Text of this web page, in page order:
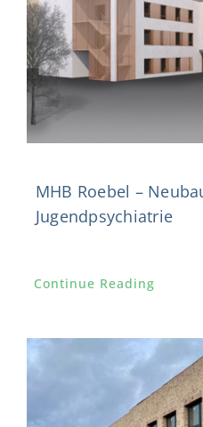
MHB Roebel –
Jugendpsychiatrie
Continue Reading